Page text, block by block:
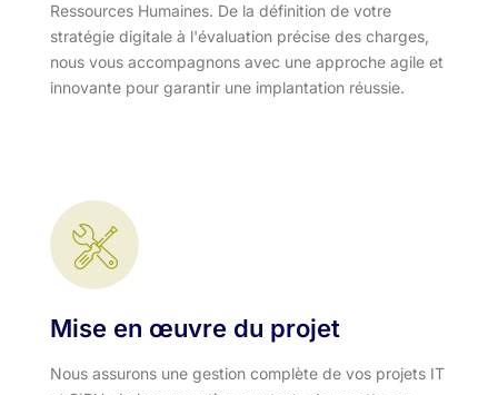
Ressources Humaines. De la définition de votre
stratégie digitale à l'évaluation précise des charges,
nous vous accompagnons avec une approche agile et
innovante pour garantir une implantation réussie.
Mise en œuvre du projet
Nous assurons une gestion complète de vos projets IT